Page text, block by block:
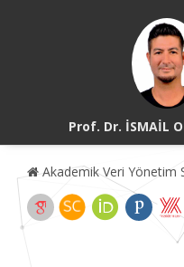
Prof. Dr. İSMAİL
Akademik Veri Yönetim